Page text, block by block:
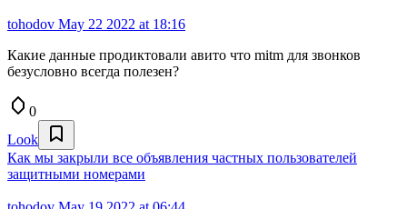
tohodov May 22 2022 at 18:16
Какие данные продиктовали авито что mitm для звонков
безусловно всегда полезен?
0
Look
Как мы закрыли все объявления частных пользователей
защитными номерами